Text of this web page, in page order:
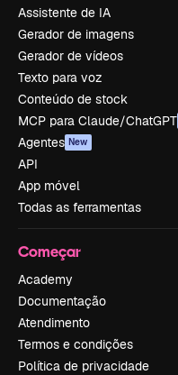
Assistente de IA
Gerador de imagens
Gerador de vídeos
Texto para voz
Conteúdo de stock
MCP para Claude/ChatGPT
Agentes New
API
App móvel
Todas as ferramentas
Começar
Academy
Documentação
Atendimento
Termos e condições
Política de privacidade